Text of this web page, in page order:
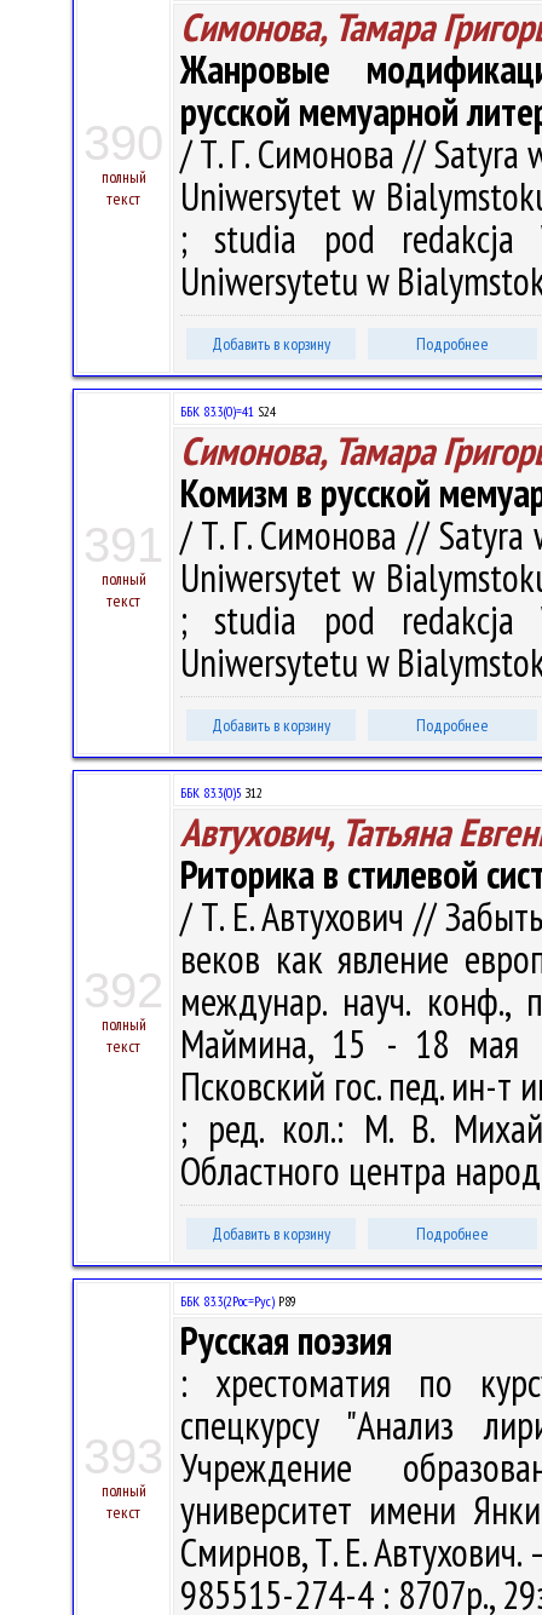
390
полный
текст
Симонова, Тамара
Жанровые
русской мемуарной
/ Т. Г. Симонова // Satyra
Uniwersytet w
; studia pod redakcja
Uniwersytetu w
Добавить в корзину Подробнее
391
полный
текст
ББК 83.3(0)=41 S24
Симонова, Тамара
Комизм в русской
/ Т. Г. Симонова //
Uniwersytet w
; studia pod redakcja
Uniwersytetu w
Добавить в корзину Подробнее
392
полный
текст
ББК 83.3(0)5 З12
Автухович, Татьяна
Риторика в стилевой
/ Т. Е. Автухович //
веков как явление
междунар. науч. конф.,
Маймина, 15 - 18 мая
Псковский гос. пед. ин-
; ред. кол.: М. В.
Областного центра
Добавить в корзину Подробнее
393
полный
текст
ББК 83.3(2Рос=Рус) Р89
Русская поэзия
: хрестоматия по
спецкурсу "Анализ
Учреждение
университет имени
Смирнов, Т. Е.
985515-274-4 : 8707р.,